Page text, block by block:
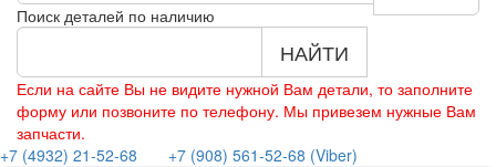
Поиск деталей по наличию
НАЙТИ
Если на сайте Вы не видите нужной Вам детали, то заполните
форму или позвоните по телефону. Мы привезем нужные Вам
запчасти.
+7 (4932) 21-52-68
+7 (908) 561-52-68 (Viber)